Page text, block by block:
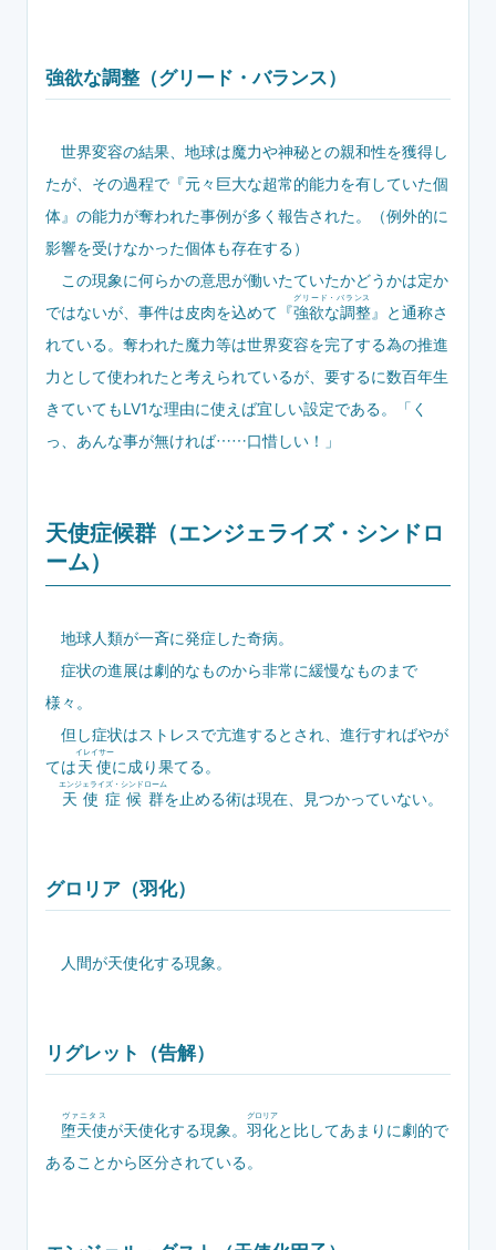
強欲な調整（グリード・バランス）
世界変容の結果、地球は魔力や神秘との親和性を獲得し
たが、その過程で『元々巨大な超常的能力を有していた個
体』の能力が奪われた事例が多く報告された。（例外的に
影響を受けなかった個体も存在する）
この現象に何らかの意思が働いたていたかどうかは定か
ではないが、事件は皮肉を込めて『強欲な調整
グリード・バランス
』と通称さ
れている。奪われた魔力等は世界変容を完了する為の推進
力として使われたと考えられているが、要するに数百年生
きていてもLV1な理由に使えば宜しい設定である。「く
っ、あんな事が無ければ……口惜しい！」
天使症候群（エンジェライズ・シンドロ
ーム）
地球人類が一斉に発症した奇病。
症状の進展は劇的なものから非常に緩慢なものまで
様々。
但し症状はストレスで亢進するとされ、進行すればやが
ては天使
イレイサー
に成り果てる。
天使症候群
エンジェライズ・シンドローム
を止める術は現在、見つかっていない。
グロリア（羽化）
人間が天使化する現象。
リグレット（告解）
堕天使
ヴァニタス
が天使化する現象。 羽化
グロリア
と比してあまりに劇的で
あることから区分されている。